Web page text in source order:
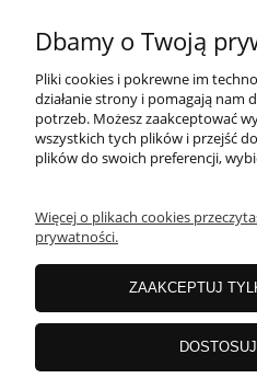
PŁATNOŚCI
| ul.
zachodniopomorskie | NIP:
Dbamy o Twoją
Pliki cookies i pokrewne im
działanie strony i pomagają nam
potrzeb. Możesz zaakceptować
wszystkich tych plików i przejść
plików do swoich preferencji,
Więcej o plikach cookies
prywatności.
ZAAKCEPTUJ